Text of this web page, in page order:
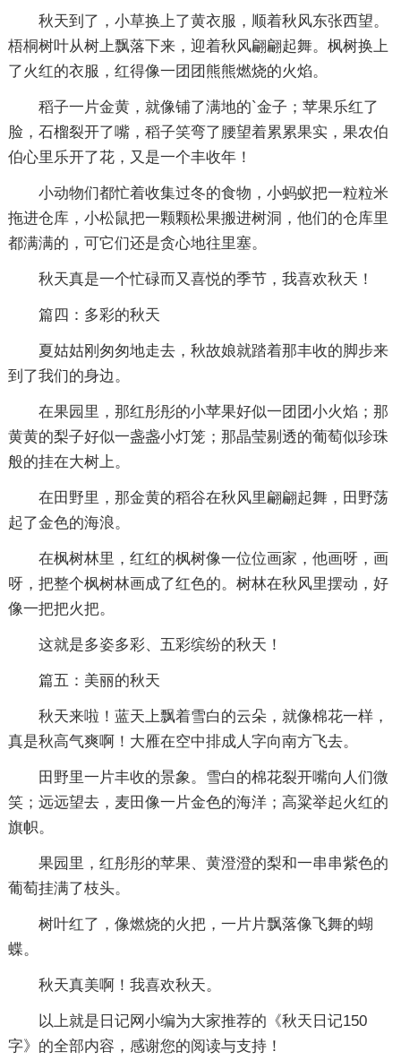
秋天到了，小草换上了黄衣服，顺着秋风东张西望。
梧桐树叶从树上飘落下来，迎着秋风翩翩起舞。枫树换上
了火红的衣服，红得像一团团熊熊燃烧的火焰。
稻子一片金黄，就像铺了满地的`金子；苹果乐红了
脸，石榴裂开了嘴，稻子笑弯了腰望着累累果实，果农伯
伯心里乐开了花，又是一个丰收年！
小动物们都忙着收集过冬的食物，小蚂蚁把一粒粒米
拖进仓库，小松鼠把一颗颗松果搬进树洞，他们的仓库里
都满满的，可它们还是贪心地往里塞。
秋天真是一个忙碌而又喜悦的季节，我喜欢秋天！
篇四：多彩的秋天
夏姑姑刚匆匆地走去，秋故娘就踏着那丰收的脚步来
到了我们的身边。
在果园里，那红彤彤的小苹果好似一团团小火焰；那
黄黄的梨子好似一盏盏小灯笼；那晶莹剔透的葡萄似珍珠
般的挂在大树上。
在田野里，那金黄的稻谷在秋风里翩翩起舞，田野荡
起了金色的海浪。
在枫树林里，红红的枫树像一位位画家，他画呀，画
呀，把整个枫树林画成了红色的。树林在秋风里摆动，好
像一把把火把。
这就是多姿多彩、五彩缤纷的秋天！
篇五：美丽的秋天
秋天来啦！蓝天上飘着雪白的云朵，就像棉花一样，
真是秋高气爽啊！大雁在空中排成人字向南方飞去。
田野里一片丰收的景象。雪白的棉花裂开嘴向人们微
笑；远远望去，麦田像一片金色的海洋；高粱举起火红的
旗帜。
果园里，红彤彤的苹果、黄澄澄的梨和一串串紫色的
葡萄挂满了枝头。
树叶红了，像燃烧的火把，一片片飘落像飞舞的蝴
蝶。
秋天真美啊！我喜欢秋天。
以上就是日记网小编为大家推荐的《秋天日记150
字》的全部内容，感谢您的阅读与支持！